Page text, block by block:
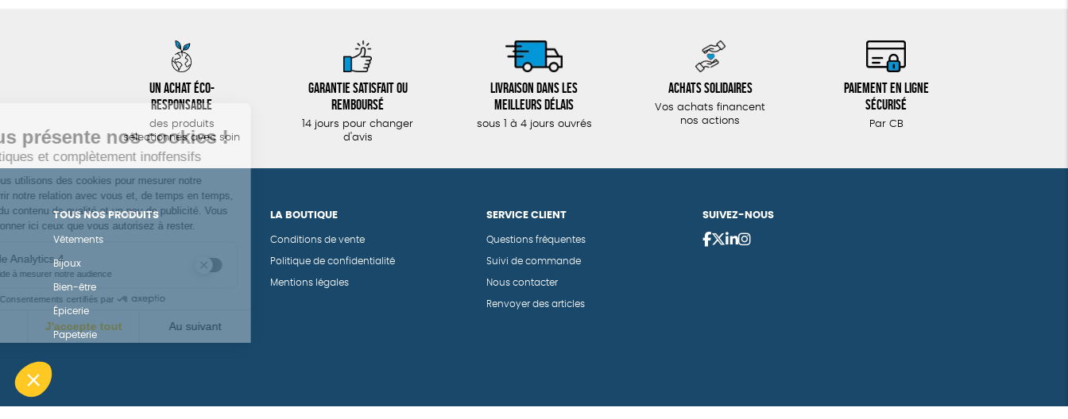
Un achat éco-
responsable
des produits
sélectionnés avec soin
Garantie satisfait ou
remboursé
14 jours pour changer
d'avis
Livraison dans les
meilleurs délais
sous 1 à 4 jours ouvrés
Achats solidaires
Vos achats financent
nos actions
Paiement en ligne
sécurisé
Par CB
TOUS NOS PRODUITS
Vêtements
Bijoux
Bien-être
Épicerie
Papeterie
LA BOUTIQUE
Conditions de vente
Politique de confidentialité
Mentions légales
SERVICE CLIENT
Questions fréquentes
Suivi de commande
Nous contacter
Renvoyer des articles
SUIVEZ-NOUS